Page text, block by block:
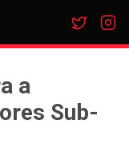
a
Sub-